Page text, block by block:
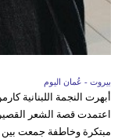
بيروت - عُمان اليوم
أبهرت النجمة اللبنانية
اعتمدت قصة الشعر القصير
مبتكرة وخاطفة جمعت بين